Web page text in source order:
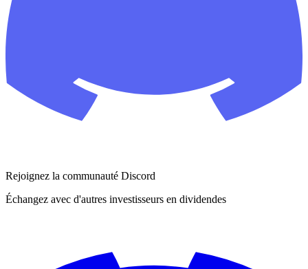
Rejoignez la communauté Discord
Échangez avec d'autres investisseurs en dividendes